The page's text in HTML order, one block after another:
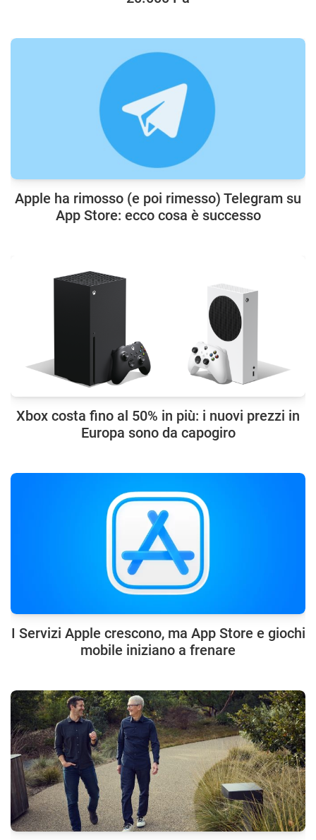
Apple ha rimosso (e poi rimesso) Telegram su
App Store: ecco cosa è successo
Xbox costa fino al 50% in più: i nuovi prezzi in
Europa sono da capogiro
I Servizi Apple crescono, ma App Store e giochi
mobile iniziano a frenare